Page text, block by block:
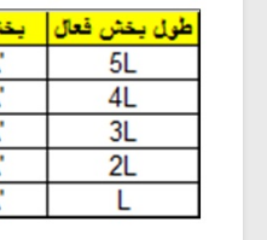
میکلوش روژا
یادداشتی بر
متن فیلم
شیش و نیم»